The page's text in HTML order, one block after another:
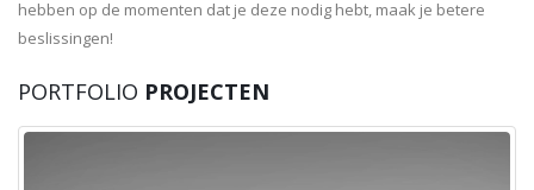
hebben op de momenten dat je deze nodig hebt, maak je betere
beslissingen!
PORTFOLIO PROJECTEN